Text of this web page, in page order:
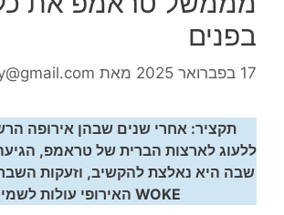
בפנים
17 בפברואר 2025 מאת
תקציר: אחרי שנים שבהן אירופה
ללעוג לארצות הברית של טראמפ,
שבה היא נאלצת להקשיב, וזעקות
WOKE האירופי עולות לשמים…